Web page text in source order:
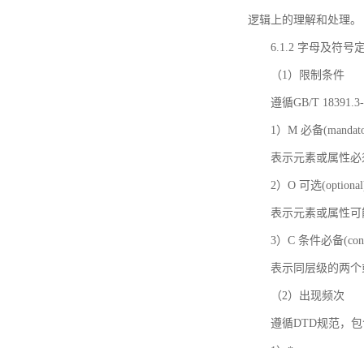
逻辑上的理解和处理。
6.1.2 字母及符号
（1）限制条件
遵循GB/T
1）M 必备
表示元素或属性
2）O 可选
表示元素或属性
3）C 条件必备
表示同层级的两
（2）出现频次
遵循DTD规范，